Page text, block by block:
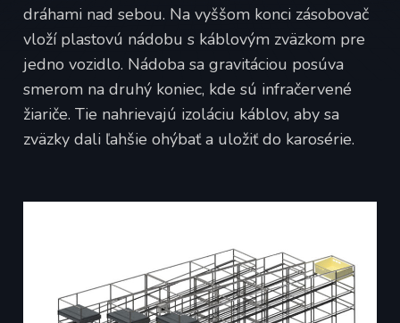
dráhami nad sebou. Na vyššom konci zásobovač
vloží plastovú nádobu s káblovým zväzkom pre
jedno vozidlo. Nádoba sa gravitáciou posúva
smerom na druhý koniec, kde sú infračervené
žiariče. Tie nahrievajú izoláciu káblov, aby sa
zväzky dali ľahšie ohýbať a uložiť do karosérie.